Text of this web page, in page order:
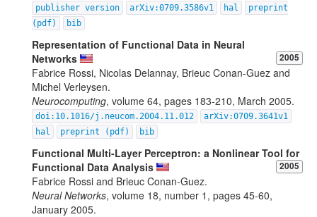
publisher version arXiv:0709.3586v1 hal
preprint
(pdf)
bib
Representation of Functional Data in Neural
Networks
2005
Fabrice Rossi, Nicolas Delannay, Brieuc Conan-Guez and
Michel Verleysen.
Neurocomputing, volume 64, pages 183-210, March 2005.
doi:10.1016/j.neucom.2004.11.012
arXiv:0709.3641v1
hal
preprint (pdf) bib
Functional Multi-Layer Perceptron: a Nonlinear Tool for
Functional Data Analysis
2005
Fabrice Rossi and Brieuc Conan-Guez.
Neural Networks, volume 18, number 1, pages 45-60,
January 2005.